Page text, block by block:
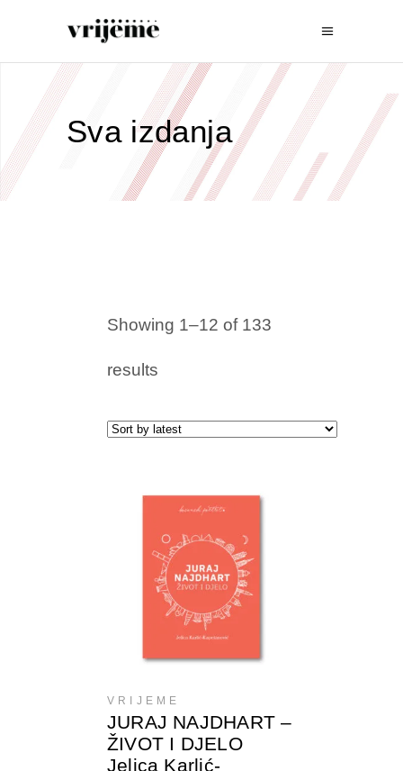
Sva izdanja
Showing 1–12 of 133
results
DODAJTE U KORPU
VRIJEME
JURAJ NAJDHART –
ŽIVOT I DJELO
Jelica Karlić-